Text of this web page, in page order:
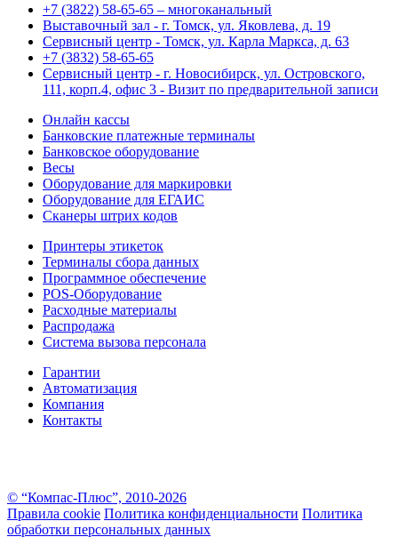
+7 (3822) 58-65-65 – многоканальный
Выставочный зал - г. Томск, ул. Яковлева, д. 19
Сервисный центр - Томск, ул. Карла Маркса, д. 63
+7 (3832) 58-65-65
Сервисный центр - г. Новосибирск, ул. Островского,
111, корп.4, офис 3 - Визит по предварительной записи
Онлайн кассы
Банковские платежные терминалы
Банковское оборудование
Весы
Оборудование для маркировки
Оборудование для ЕГАИС
Сканеры штрих кодов
Принтеры этикеток
Терминалы сбора данных
Программное обеспечение
POS-Оборудование
Расходные материалы
Распродажа
Система вызова персонала
Гарантии
Автоматизация
Компания
Контакты
© “Компас-Плюс”, 2010-2026
Правила cookie Политика конфиденциальности Политика
обработки персональных данных